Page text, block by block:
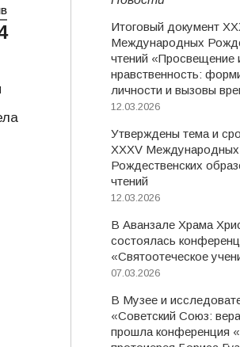
Итоговый документ
Международных
чтений «Просвещение
нравственность:
личности и вызовы
12.03.2026
Утверждены тема и
XXXV Международных
Рождественских
чтений
12.03.2026
В Аванзале Храма
состоялась
«Святоотеческое
07.03.2026
В Музее и
«Советский Союз:
прошла конференция